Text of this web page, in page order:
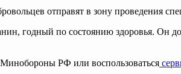
отправят в зону проведения
годный по состоянию здоровья. Он
Минобороны РФ или воспользоваться